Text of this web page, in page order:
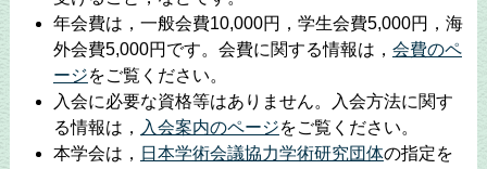
年会費は，一般会費10,000円，学生会費5,000円，海
外会費5,000円です。会費に関する情報は， 会費のペ
ージをご覧ください。
入会に必要な資格等はありません。入会方法に関す
る情報は， 入会案内のページをご覧ください。
本学会は， 日本学術会議協力学術研究団体の指定を